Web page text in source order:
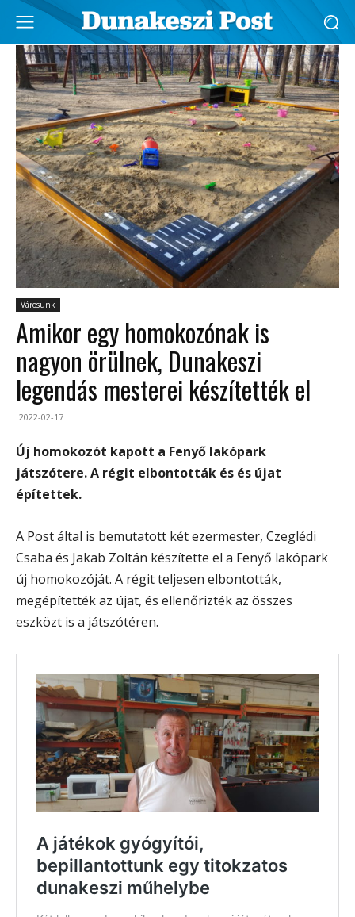
Városunk
Amikor egy homokozónak is
nagyon örülnek, Dunakeszi
legendás mesterei készítették el
2022-02-17
Új homokozót kapott a Fenyő lakópark
játszótere. A régit elbontották és és újat
építettek.
A Post által is bemutatott két ezermester, Czeglédi
Csaba és Jakab Zoltán készítette el a Fenyő lakópark
új homokozóját. A régit teljesen elbontották,
megépítették az újat, és ellenőrizték az összes
eszközt is a játszótéren.